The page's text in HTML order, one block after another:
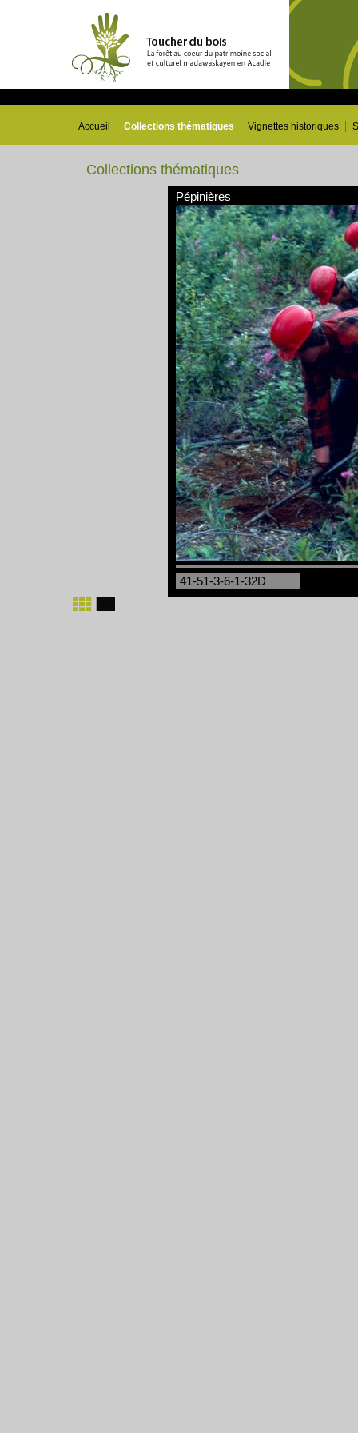
Accueil Collections thématiques Vignettes historiques
Collections thématiques
Pépinières
41-51-3-6-1-32D